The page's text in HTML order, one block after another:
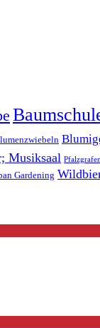
Musiksaal
Gardening